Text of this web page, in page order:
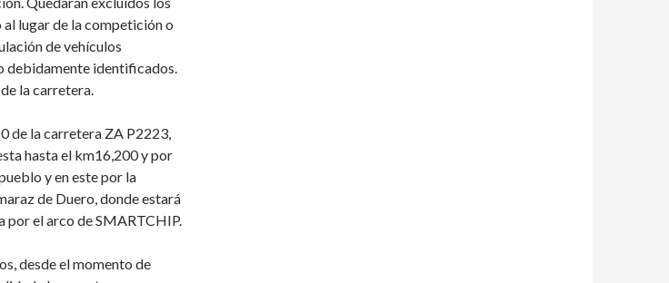
lugar de la competición o
de vehículos
debidamente identificados.
la carretera.
de la carretera ZA P2223,
hasta el km16,200 y por
y en este por la
de Duero, donde estará
por el arco de SMARTCHIP.
desde el momento de